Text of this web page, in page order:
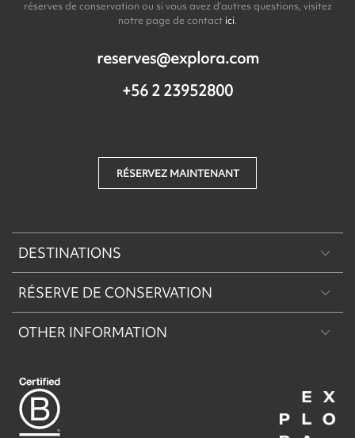
réserves de conservation ou si vous avez d’autres questions, visitez
notre page de contact ici.
reserves@explora.com
+56 2 23952800
RÉSERVEZ MAINTENANT
DESTINATIONS
Patagonie
Machu Picchu & Sacred Valley
Easter Island
RÉSERVE DE CONSERVATION
Réserve de Conservation Explora Torres del Paine
OTHER INFORMATION